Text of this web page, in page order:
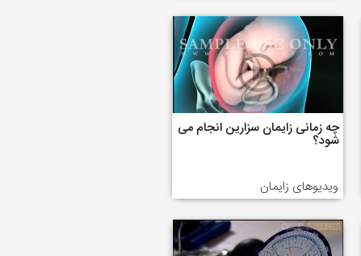
چه زمانی زایمان سزارین انجام می
شود؟
ویدیوهای زایمان